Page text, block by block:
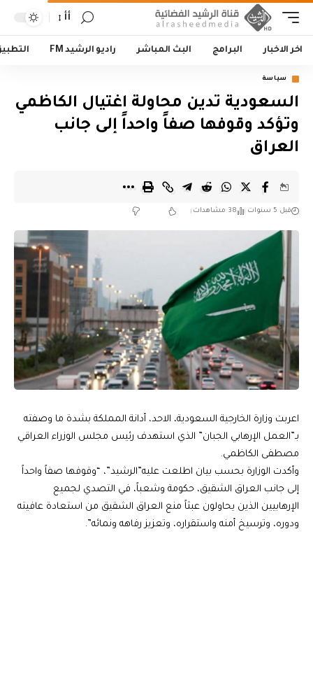
أأ
اخر الاخبار البرامج البث المباشر راديو الرشيد FM
سياسة
السعودية تدين محاولة اغتيال الكاظمي
وتؤكد وقوفها صفاً واحداً إلى جانب
العراق
قبل 5 سنوات 38 مشاهدات
اعربت وزارة الخارجية السعودية، الاحد، أدانة المملكة بشدة ما وصفته
بـ”العمل الإرهابي الجبان” الذي استهدف رئيس مجلس الوزراء العراقي
مصطفى الكاظمي.
وأكدت الوزارة بحسب بيان اطلعت عليه”الرشيد”، “وقوفها صفاً واحداً
إلى جانب العراق الشقيق، حكومة وشعباً، في التصدي لجميع
الإرهابيين الذين يحاولون عبثاً منع العراق الشقيق من استعادة عافيته
ودوره، وترسيخ أمنه واستقراره، وتعزيز رفاهه ونمائه”.